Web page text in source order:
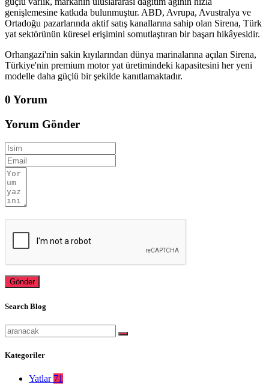
genişlemesine katkıda bulunmuştur. ABD, Avrupa, Avustralya ve
Ortadoğu pazarlarında aktif satış kanallarına sahip olan Sirena, Türk
yat sektörünün küresel erişimini somutlaştıran bir başarı hikâyesidir.
Orhangazi'nin sakin kıyılarından dünya marinalarına açılan Sirena,
Türkiye'nin premium motor yat üretimindeki kapasitesini her yeni
modelle daha güçlü bir şekilde kanıtlamaktadır.
0 Yorum
Yorum Gönder
Gönder
Search Blog
Kategoriler
Yatlar 71